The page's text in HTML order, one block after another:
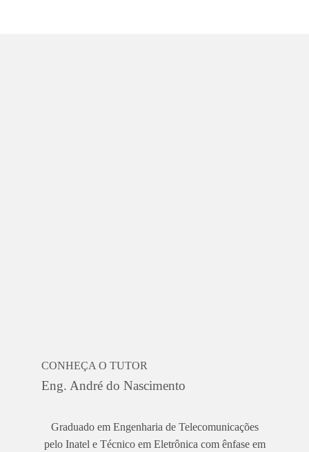
CONHEÇA O TUTOR
Eng. André do Nascimento
Graduado em Engenharia de Telecomunicações
pelo Inatel e Técnico em Eletrônica com ênfase em